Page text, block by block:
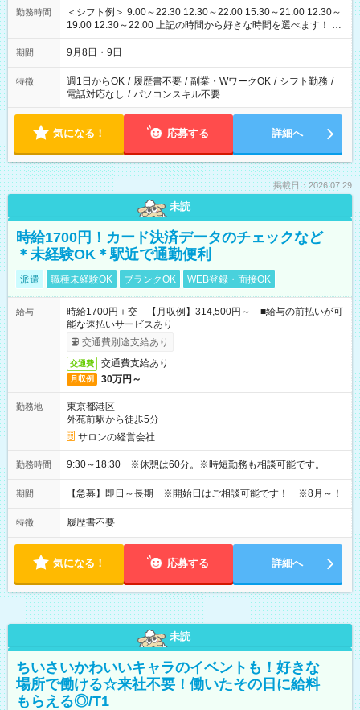
勤務時間
＜シフト例＞ 9:00～22:30 12:30～22:00 15:30～21:00 12:30～
19:00 12:30～22:00 上記の時間から好きな時間を選べます！ ※
時間は変更となる可能性があります
期間 9月8日・9日
特徴 週1日からOK / 履歴書不要 / 副業・WワークOK / シフト勤務 /
電話対応なし / パソコンスキル不要
気になる！ 応募する 詳細へ
掲載日：2026.07.29
未読
時給1700円！カード決済データのチェックなど
＊未経験OK＊駅近で通勤便利
派遣 職種未経験OK ブランクOK WEB登録・面接OK
給与
時給1700円＋交 【月収例】314,500円～ ■給与の前払いが可
能な速払いサービスあり
交通費別途支給あり
交通費 交通費支給あり
月収例 30万円～
勤務地
東京都港区
外苑前駅から徒歩5分
サロンの経営会社
勤務時間 9:30～18:30 ※休憩は60分。※時短勤務も相談可能です。
期間 【急募】即日～長期 ※開始日はご相談可能です！ ※8月～！
特徴 履歴書不要
気になる！ 応募する 詳細へ
未読
ちいさいかわいいキャラのイベントも！好きな
場所で働ける☆来社不要！働いたその日に給料
もらえる◎/T1